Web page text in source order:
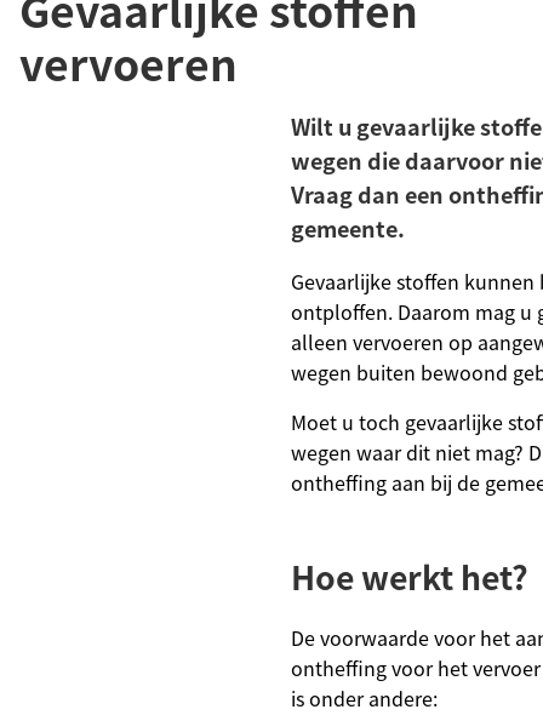
vervoeren
Wilt u gevaarlijke
wegen die daarvoor
Vraag dan een
gemeente.
Gevaarlijke stoffen
ontploffen. Daarom mag u
alleen vervoeren op
wegen buiten bewoond
Moet u toch gevaarlijke
wegen waar dit niet mag?
ontheffing aan bij de
Hoe werkt het?
De voorwaarde voor het
ontheffing voor het
is onder andere: